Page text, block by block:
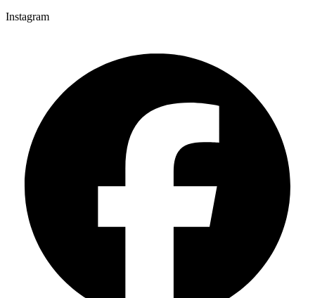
Instagram